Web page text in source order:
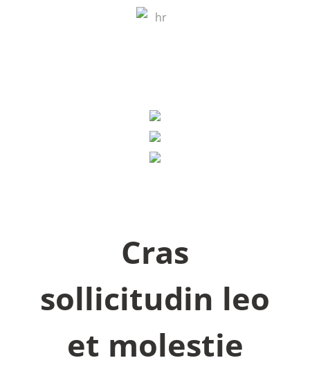
Cras
sollicitudin leo
et molestie